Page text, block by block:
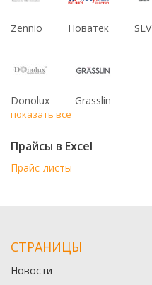
Zennio Новатек SLV
Donolux Grasslin
показать все
Прайсы в Excel
Прайс-листы
СТРАНИЦЫ
Новости